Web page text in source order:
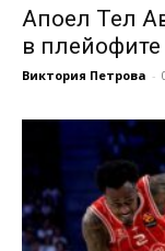
Апоел Тел
в плейофите
Виктория Петрова -